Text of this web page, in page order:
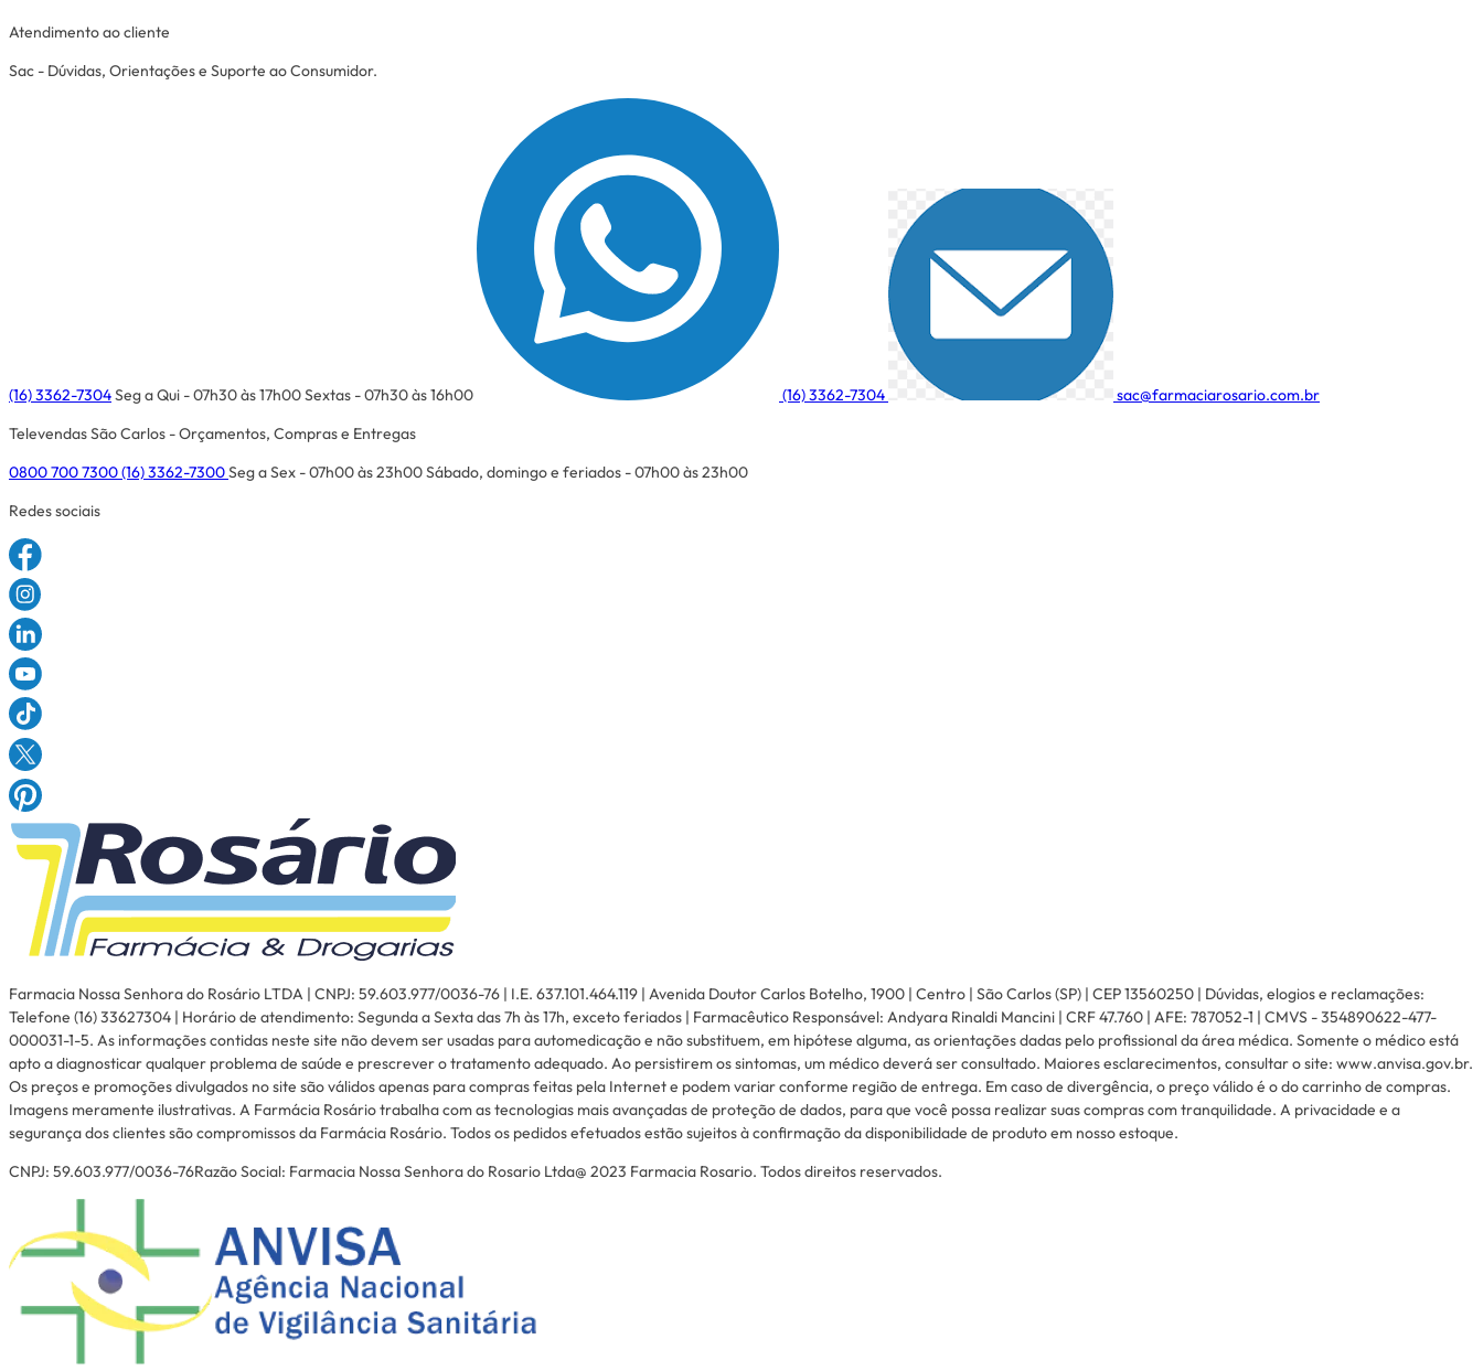
Atendimento ao cliente
Sac - Dúvidas, Orientações e Suporte ao Consumidor.
(16) 3362-7304Seg a Qui - 07h30 às 17h00Sextas - 07h30 às 16h00 (16) 3362-7304
sac@farmaciarosario.com.br
Televendas São Carlos - Orçamentos, Compras e Entregas
0800 700 7300(16) 3362-7300Seg a Sex - 07h00 às 23h00Sábado, domingo e feriados - 07h00 às 23h00
Redes sociais
Farmacia Nossa Senhora do Rosário LTDA | CNPJ: 59.603.977/0036-76 | I.E. 637.101.464.119 | Avenida Doutor Carlos Botelho, 1900 | Centro | São Carlos (SP) | CEP 13560250 | Dúvidas, elogios e reclamações:
Telefone (16) 33627304 | Horário de atendimento: Segunda a Sexta das 7h às 17h, exceto feriados | Farmacêutico Responsável: Andyara Rinaldi Mancini | CRF 47.760 | AFE: 787052-1 | CMVS - 354890622-477-
000031-1-5. As informações contidas neste site não devem ser usadas para automedicação e não substituem, em hipótese alguma, as orientações dadas pelo profissional da área médica. Somente o médico está
apto a diagnosticar qualquer problema de saúde e prescrever o tratamento adequado. Ao persistirem os sintomas, um médico deverá ser consultado. Maiores esclarecimentos, consultar o site: www.anvisa.gov.br.
Os preços e promoções divulgados no site são válidos apenas para compras feitas pela Internet e podem variar conforme região de entrega. Em caso de divergência, o preço válido é o do carrinho de compras.
Imagens meramente ilustrativas. A Farmácia Rosário trabalha com as tecnologias mais avançadas de proteção de dados, para que você possa realizar suas compras com tranquilidade. A privacidade e a
segurança dos clientes são compromissos da Farmácia Rosário. Todos os pedidos efetuados estão sujeitos à confirmação da disponibilidade de produto em nosso estoque.
CNPJ: 59.603.977/0036-76Razão Social: Farmacia Nossa Senhora do Rosario Ltda@ 2023 Farmacia Rosario. Todos direitos reservados.